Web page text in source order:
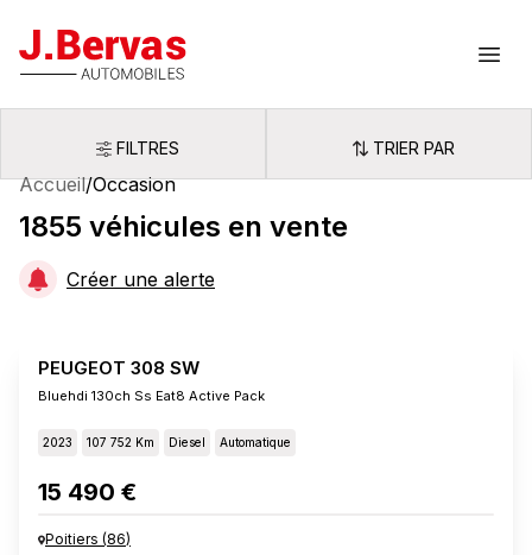
J.Bervas
Filtres
FILTRES Trier par
TRIER PAR
Accueil/Occasion
1855 véhicules en vente
Créer une alerte
PEUGEOT 308 SW
Bluehdi 130ch Ss Eat8 Active Pack
2023 107 752 Km Diesel Automatique
15 490 €
Poitiers (86)